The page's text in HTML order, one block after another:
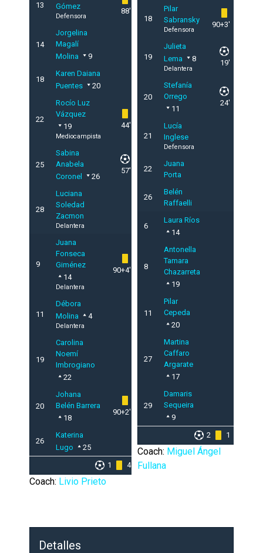
13
Gómez
Defensora
88'
14
Jorgelina
Magalí
Molina
9
18
Karen Daiana
Puentes
20
22
Rocío Luz
Vázquez
19
Mediocampista
44'
25
Sabina
Anabela
Coronel
26
57'
28
Luciana
Soledad
Zacmon
Delantera
9
Juana
Fonseca
Giménez
14
Delantera
90+4'
11
Débora
Molina
4
Delantera
19
Carolina
Noemí
Imbrogiano
22
20
Johana
Belén Barrera
18
90+2'
26
Katerina
Lugo
25
1
4
Coach: Livio Prieto
18
Pilar
Sabransky
Defensora
90+3'
19
Julieta
Lema
8
Delantera
19'
20
Stefanía
Orrego
11
24'
21
Lucía
Inglese
Defensora
22
Juana
Porta
26
Belén
Raffaelli
6
Laura Ríos
14
8
Antonella
Tamara
Chazarreta
19
11
Pilar
Cepeda
20
27
Martina
Caffaro
Argarate
17
29
Damaris
Sequeira
9
2
1
Coach: Miguel Ángel
Fullana
Detalles